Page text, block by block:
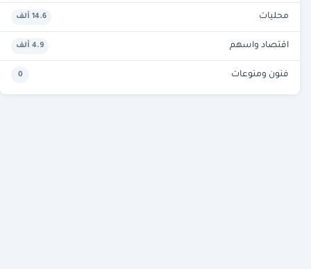
محليات 14.6 ألف
اقتصاد واسهم 4.9 ألف
فنون ومنوعات 0